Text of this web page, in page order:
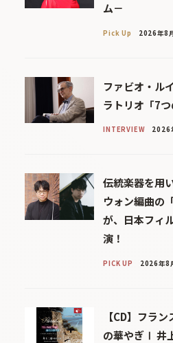
ム－
Pick Up 2026年8
ファビオ・ル
ラトリオ「7つ
INTERVIEW 2026
伝統楽器を用
ウォン編曲の
が、日本フィ
演！
PICK UP 2026年8
【CD】フラ
の華やぎⅠ 井